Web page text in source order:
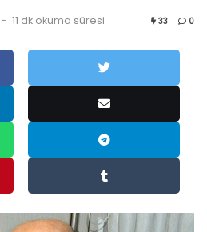
- 11 dk okuma süresi 33 0